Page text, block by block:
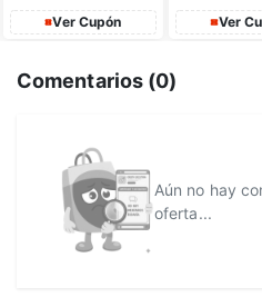
Ver Cupón
de dto
Ver
Comentarios (0)
Aún no hay
oferta...